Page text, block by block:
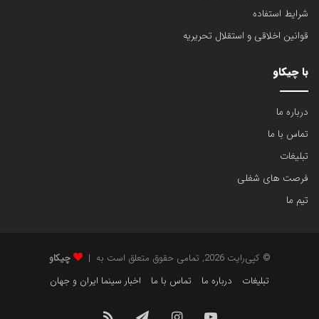
گجت‌های هوشمند در داخل کشور را به یکی از پربیننده‌ترین
بخش‌های خبری تبدیل کرده است.
تاثیر طرح رجیستری و تعرفه‌های جدید بر بازار تلفن
همراه
موضوع واردات گوشی‌های هوشمند، تغییرات تعرفه گمرکی، ثبت
کاربران تاثیرگذار است. برای خریداران بسیار مهم است که بدانند چه
زمانی برای ارتقای تجهیزات کامپیوتری یا موبایل خود اقدام کنند. ما در
بخش سخت‌افزار چیکاو، ابلاغیه‌ها و مصوبات رسمی را با زبان ساده و
کاربردی تحلیل می‌کنیم تا راهنمای خرید مطمئنی برای شما باشیم.
طراحی، مونتاژ و تولید تلفن‌های همراه با نشان‌های تجاری داخلی،
موضوعی است که موافقان و منتقدان زیادی دارد. رسانه چیکاو با
بررسی کارشناسی قطعات، توان پردازشی، کیفیت ساخت و
شرایط استفاده
قوانین اخلاقی و استقلال تحریریه
با چیکاو
درباره ما
تماس با ما
تبلیغات
فرصت های شغلی
تیم ما
© کپی‌رایت 2026, تمامی حقوق متعلق است به |
چیکاو
تبلیغات
درباره ما تماس با ما اخبار سینما ایران و جهان